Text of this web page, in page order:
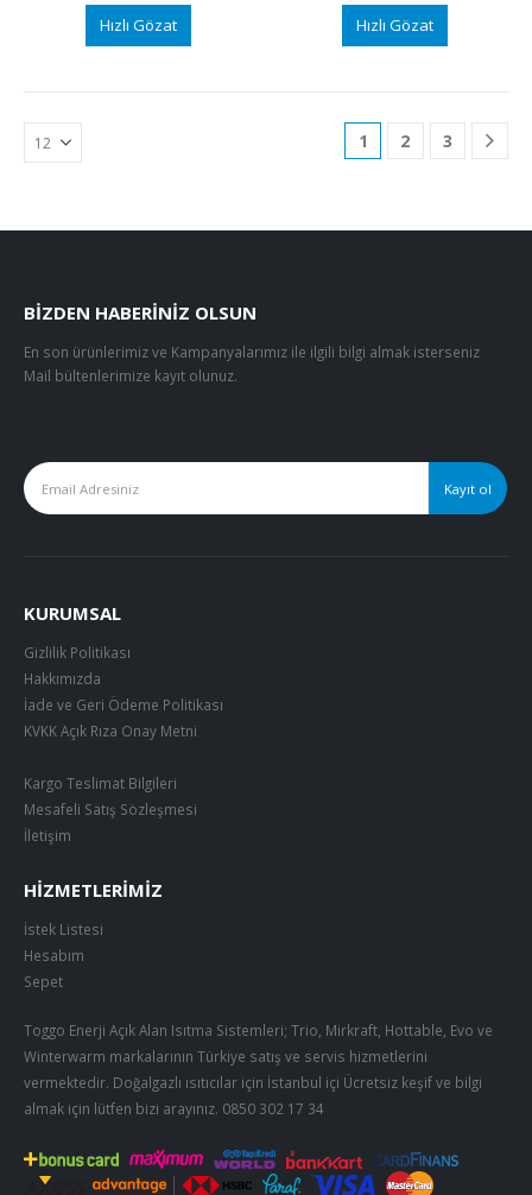
Hızlı Gözat Hızlı Gözat
1 2 3
BIZDEN HABERINIZ OLSUN
En son ürünlerimiz ve Kampanyalarımız ile ilgili bilgi almak isterseniz
Mail bültenlerimize kayıt olunuz.
KURUMSAL
Gizlilik Politikası
Hakkımızda
İade ve Geri Ödeme Politikası
KVKK Açık Rıza Onay Metni
Kargo Teslimat Bilgileri
Mesafeli Satış Sözleşmesi
İletişim
HIZMETLERIMIZ
İstek Listesi
Hesabım
Sepet
Toggo Enerji Açık Alan Isıtma Sistemleri; Trio, Mirkraft, Hottable, Evo ve
Winterwarm markalarının Türkiye satış ve servis hizmetlerini
vermektedir. Doğalgazlı ısıtıcılar için İstanbul içi Ücretsiz keşif ve bilgi
almak için lütfen bizi arayınız. 0850 302 17 34